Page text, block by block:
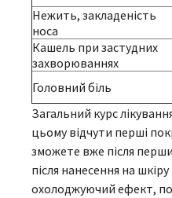
Нежить, закладеність
носа
Кашель при застудних
захворюваннях
Головний біль
Загальний курс
цьому відчути перші
зможете вже після
після нанесення на
охолоджуючий ефект,